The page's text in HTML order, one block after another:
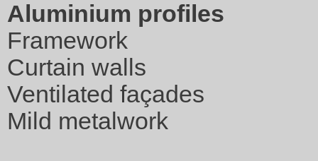
Aluminium profiles
Framework
Curtain walls
Ventilated façades
Mild metalwork